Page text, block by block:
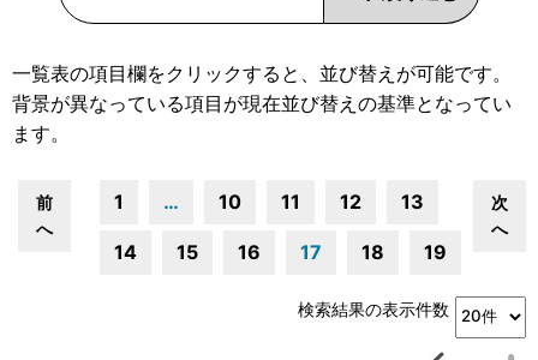
一覧表の項目欄をクリックすると、並び替えが可能です。
背景が異なっている項目が現在並び替えの基準となってい
ます。
前
へ
1 … 10 11 12 13
14 15 16 17 18 19
次
へ
検索結果の表示件数